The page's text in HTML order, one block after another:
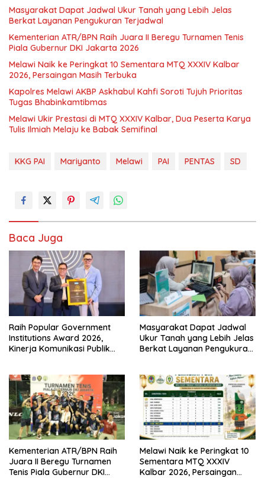
Masyarakat Dapat Jadwal Ukur Tanah yang Lebih Jelas
Berkat Layanan Pengukuran Terjadwal
Kementerian ATR/BPN Raih Juara II Beregu Turnamen Tenis
Piala Gubernur DKI Jakarta 2026
Melawi Naik ke Peringkat 10 Sementara MTQ XXXIV Kalbar
2026, Persaingan Masih Terbuka
Kapolres Melawi AKBP Askhabul Kahfi Soroti Tujuh Prioritas
Tugas Bhabinkamtibmas
Melawi Ukir Prestasi di MTQ XXXIV Kalbar, Dua Peserta Karya
Tulis Ilmiah Melaju ke Babak Semifinal
KKG PAI Mariyanto Melawi PAI PENTAS SD
Baca Juga
Raih Popular Government
Institutions Award 2026,
Kinerja Komunikasi Publik
Masyarakat Dapat Jadwal
Ukur Tanah yang Lebih Jelas
Berkat Layanan Pengukuran
Kementerian ATR/BPN Raih
Juara II Beregu Turnamen
Tenis Piala Gubernur DKI
Melawi Naik ke Peringkat 10
Sementara MTQ XXXIV
Kalbar 2026, Persaingan